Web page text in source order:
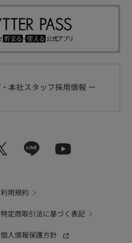
利用規約
特定商取引法に基づく表記
個人情報保護方針